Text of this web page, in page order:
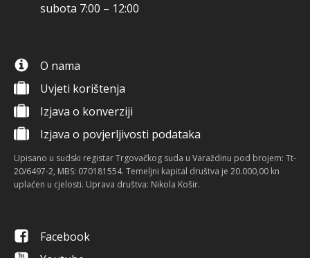
subota 7:00 – 12:00
O nama
Uvjeti korištenja
Izjava o konverziji
Izjava o povjerljivosti podataka
Upisano u sudski registar Trgovačkog suda u Varaždinu pod brojem: Tt-
20/6497-2, MBS: 070181554. Temeljni kapital društva je 20.000,00 kn
uplaćen u cjelosti. Uprava društva: Nikola Košir.
Facebook